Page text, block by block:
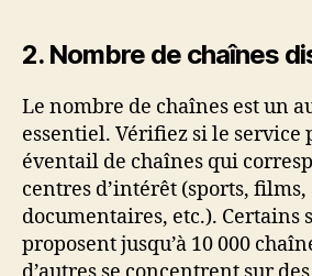
2. Nombre de chaînes
Le nombre de chaînes est un
essentiel. Vérifiez si le service
éventail de chaînes qui
centres d’intérêt (sports,
documentaires, etc.). Certains
proposent jusqu’à 10 000